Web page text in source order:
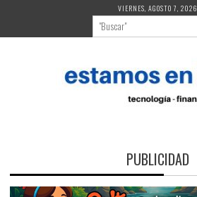
contenido
VIERNES, AGOSTO 7, 2026
PUBLICIDAD